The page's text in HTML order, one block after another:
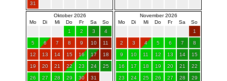
31
Oktober 2026
Mo
Di Mi Do Fr Sa
So
1
2 3 4
5 6 7 8 9 10 11
12 13 14 15 16 17 18
19 20 21 22 23 24 25
26 27 28 29 30 31
November 2026
Mo
Di Mi Do Fr Sa
So
1
2 3 4 5 6 7 8
9 10 11 12 13 14 15
16 17 18 19 20 21 22
23 24 25 26 27 28 29